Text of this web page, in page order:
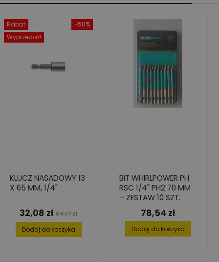
-50%
Rabat
Wyprzedaż!
KLUCZ NASADOWY 13
X 65 MM, 1/4"
Cena
32,08 zł Cena
podstawowa
64,17 zł
Dodaj do koszyka
BIT WHIRLPOWER PH
RSC 1/4" PH2 70 MM
– ZESTAW 10 SZT.
Cena
78,54 zł
Dodaj do koszyka